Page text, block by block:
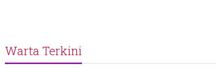
Warta Terkini